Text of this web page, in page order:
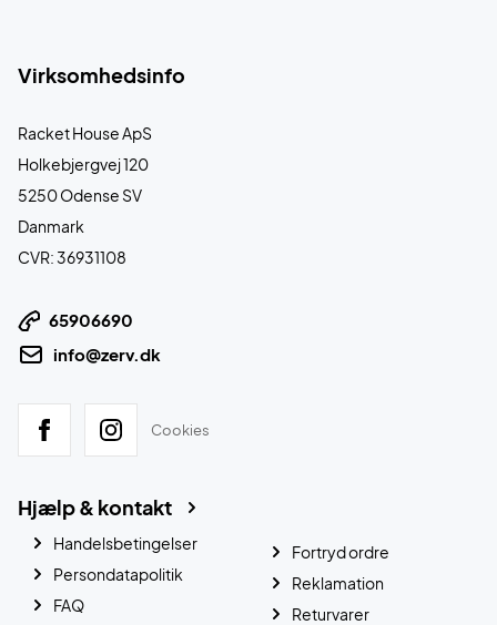
Virksomhedsinfo
Racket House ApS
Holkebjergvej 120
5250 Odense SV
Danmark
CVR: 36931108
65906690
info@zerv.dk
Cookies
Hjælp & kontakt
Handelsbetingelser
Persondatapolitik
FAQ
Fortryd ordre
Reklamation
Returvarer